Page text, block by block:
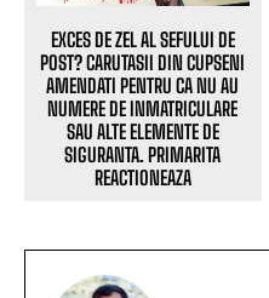
EXCES DE ZEL AL SEFULUI DE
POST? CARUTASII DIN CUPSENI
AMENDATI PENTRU CA NU AU
NUMERE DE INMATRICULARE
SAU ALTE ELEMENTE DE
SIGURANTA. PRIMARITA
REACTIONEAZA